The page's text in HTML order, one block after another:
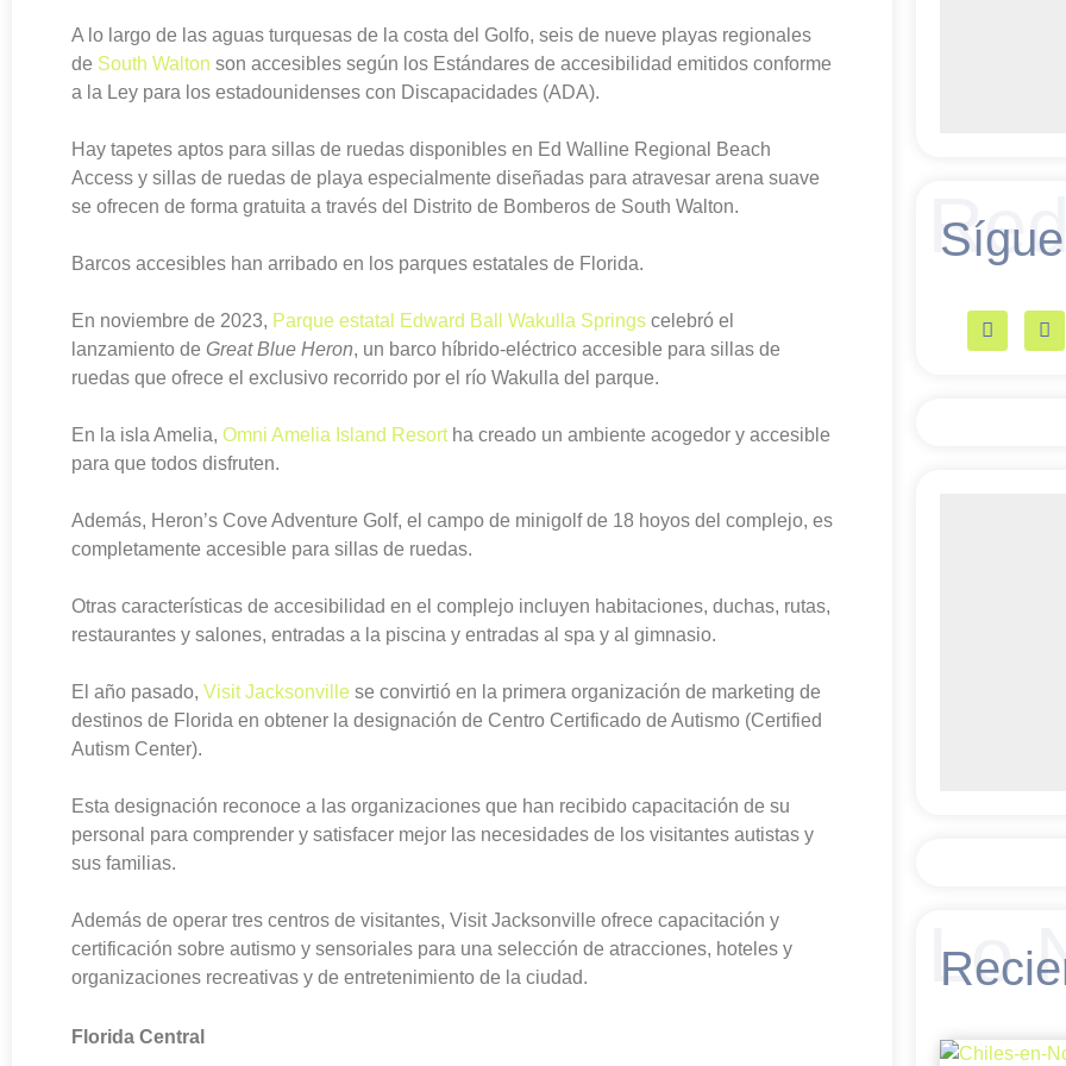
A lo largo de las aguas turquesas de la costa del Golfo, seis de nueve playas regionales
de South Walton son accesibles según los Estándares de accesibilidad emitidos conforme
a la Ley para los estadounidenses con Discapacidades (ADA).
Hay tapetes aptos para sillas de ruedas disponibles en Ed Walline Regional Beach
Access y sillas de ruedas de playa especialmente diseñadas para atravesar arena suave
se ofrecen de forma gratuita a través del Distrito de Bomberos de South Walton.
Barcos accesibles han arribado en los parques estatales de Florida.
En noviembre de 2023, Parque estatal Edward Ball Wakulla Springs celebró el
lanzamiento de Great Blue Heron, un barco híbrido-eléctrico accesible para sillas de
ruedas que ofrece el exclusivo recorrido por el río Wakulla del parque.
En la isla Amelia, Omni Amelia Island Resortha creado un ambiente acogedor y accesible
para que todos disfruten.
Además, Heron’s Cove Adventure Golf, el campo de minigolf de 18 hoyos del complejo, es
completamente accesible para sillas de ruedas.
Otras características de accesibilidad en el complejo incluyen habitaciones, duchas, rutas,
restaurantes y salones, entradas a la piscina y entradas al spa y al gimnasio.
El año pasado, Visit Jacksonville se convirtió en la primera organización de marketing de
destinos de Florida en obtener la designación de Centro Certificado de Autismo (Certified
Autism Center).
Esta designación reconoce a las organizaciones que han recibido capacitación de su
personal para comprender y satisfacer mejor las necesidades de los visitantes autistas y
sus familias.
Además de operar tres centros de visitantes, Visit Jacksonville ofrece capacitación y
certificación sobre autismo y sensoriales para una selección de atracciones, hoteles y
organizaciones recreativas y de entretenimiento de la ciudad.
Florida Central
Lo